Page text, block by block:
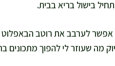
בישול בריא בבית.
מה שעוזר לי להפוך מתכונים